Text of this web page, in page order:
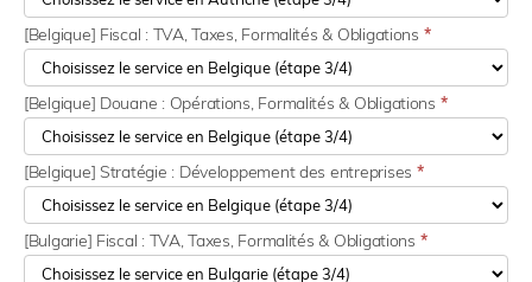
[Belgique] Fiscal : TVA, Taxes, Formalités & Obligations *
[Belgique] Douane : Opérations, Formalités & Obligations *
[Belgique] Stratégie : Développement des entreprises *
[Bulgarie] Fiscal : TVA, Taxes, Formalités & Obligations *